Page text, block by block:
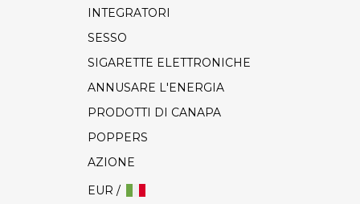
INTEGRATORI
SESSO
SIGARETTE ELETTRONICHE
ANNUSARE L'ENERGIA
PRODOTTI DI CANAPA
POPPERS
AZIONE
EUR /